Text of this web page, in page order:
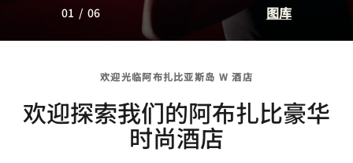
01 / 06 图库
欢迎光临阿布扎比亚斯岛 W 酒店
欢迎探索我们的阿布扎比豪华
时尚酒店